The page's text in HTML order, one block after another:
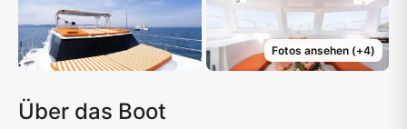
Fotos ansehen(+4)
Über das Boot